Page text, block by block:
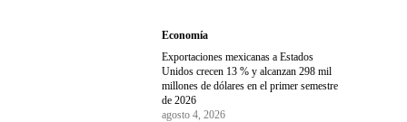
Economía
Exportaciones mexicanas a Estados
Unidos crecen 13 % y alcanzan 298 mil
millones de dólares en el primer semestre
de 2026
agosto 4, 2026